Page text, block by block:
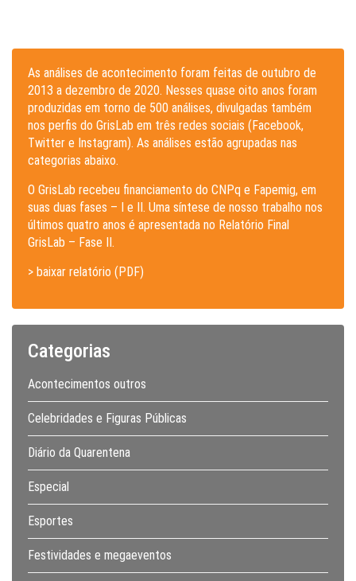
As análises de acontecimento foram feitas de outubro de
2013 a dezembro de 2020. Nesses quase oito anos foram
produzidas em torno de 500 análises, divulgadas também
nos perfis do GrisLab em três redes sociais (Facebook,
Twitter e Instagram). As análises estão agrupadas nas
categorias abaixo.
O GrisLab recebeu financiamento do CNPq e Fapemig, em
suas duas fases – I e II. Uma síntese de nosso trabalho nos
últimos quatro anos é apresentada no Relatório Final
GrisLab – Fase II.
> baixar relatório (PDF)
Categorias
Acontecimentos outros
Celebridades e Figuras Públicas
Diário da Quarentena
Especial
Esportes
Festividades e megaeventos